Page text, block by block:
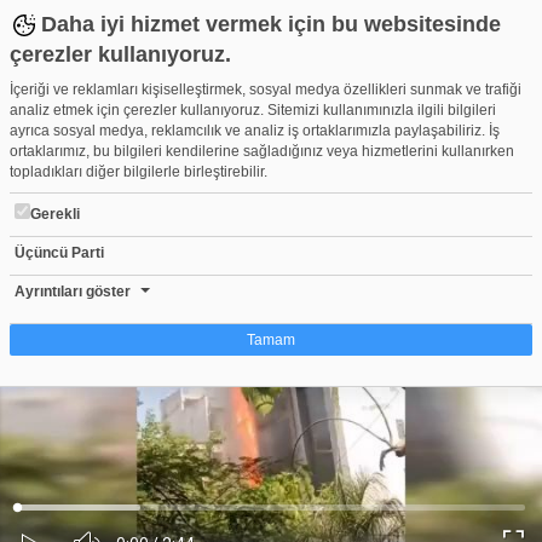
Daha iyi hizmet vermek için bu websitesinde
çerezler kullanıyoruz.
İçeriği ve reklamları kişiselleştirmek, sosyal medya özellikleri sunmak ve trafiği
analiz etmek için çerezler kullanıyoruz. Sitemizi kullanımınızla ilgili bilgileri
ayrıca sosyal medya, reklamcılık ve analiz iş ortaklarımızla paylaşabiliriz. İş
ortaklarımız, bu bilgileri kendilerine sağladığınız veya hizmetlerini kullanırken
topladıkları diğer bilgilerle birleştirebilir.
Gerekli
Üçüncü Parti
Ayrıntıları göster
Tamam
Çerez nedir?
Çerezler, web-sitelerinin, kullanıcıların deneyimlerini daha verimli hale getirmek
amacıyla kullandığı küçük metin dosyalarıdır. Yasalara göre, bu sitenin
işletilmesi için kesinlikle gerekli olan çerezleri cihazınıza yerleştirebiliyoruz.
Diğer çerez türleri için sizden izin almamız gerekiyor. Bu site farklı çerez türleri
kullanmaktadır. Bazı çerezler, sayfalarımızda yer alan üçüncü şahıs hizmetleri
tarafından yerleştirilir. İzniniz şu alanlar için geçerlidir: web.tv
Ses
Yüklendi:
Yükleniyor:
Pansiyonda yangın faciası: 21 ölü